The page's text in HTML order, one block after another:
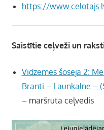
https://
Saistītie ceļveži un
Vidzemes šoseja 2:
Branti – Launkalne –
– maršruta ceļvedis